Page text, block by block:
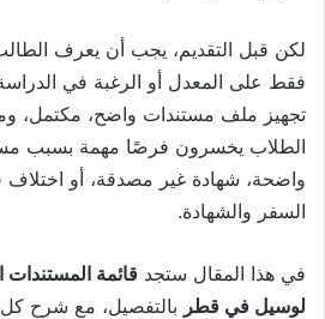
لكن قبل التقديم، يجب أن يعرف
فقط على المعدل أو الرغبة في
تجهيز ملف مستندات واضح، مكتمل،
الطلاب يخسرون فرصًا مهمة بسبب
واضحة، شهادة غير مصدقة، أو اختلاف
السفر والشهادة.
في هذا المقال ستجد قائمة المستندات
لوسيل في قطر بالتفصيل، مع شرح